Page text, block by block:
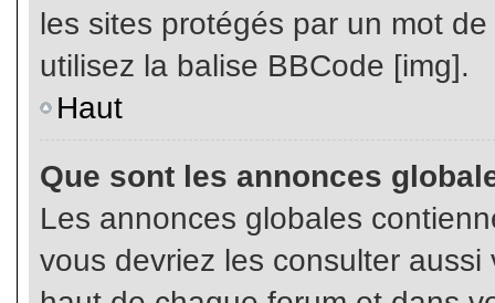
les sites protégés par un mot
utilisez la balise BBCode [img].
Haut
Que sont les annonces
Les annonces globales
vous devriez les consulter